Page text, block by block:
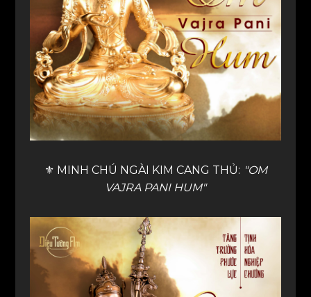
⚜️ MINH CHÚ NGÀI KIM CANG THỦ: "OM
VAJRA PANI HUM"